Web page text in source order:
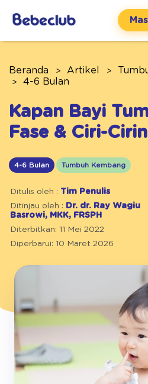
Beranda Artikel
4-6 Bulan
Kapan Bayi
Fase & Ciri-
4-6 Bulan Tumbuh Kembang
Ditulis oleh : Tim Penulis
Ditinjau oleh : Dr. dr. Ray Wagiu
Basrowi, MKK, FRSPH
Diterbitkan: 11 Mei 2022
Diperbarui: 10 Maret 2026